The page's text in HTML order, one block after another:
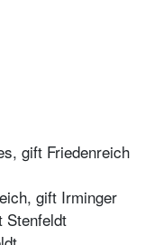
gift Friedenreich
gift Irminger
Stenfeldt